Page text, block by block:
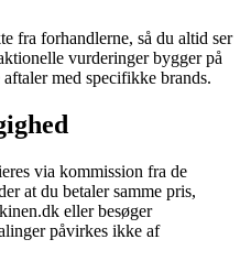
fra forhandlerne, så du altid ser
vurderinger bygger på
med specifikke brands.
via kommission fra de
at du betaler samme pris,
eller besøger
påvirkes ikke af